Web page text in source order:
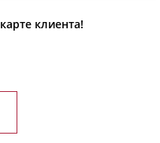
клиента!